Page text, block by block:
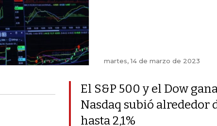
martes, 14 de marzo de 2023
El S&P 500 y el Dow
Nasdaq subió alrededor
hasta 2,1%